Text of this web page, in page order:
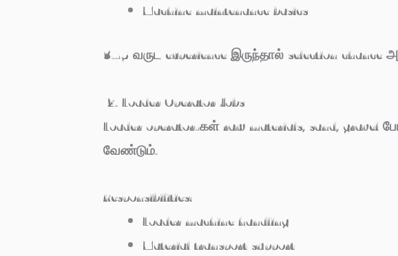
Machine maintenance basics
3–5 வருட experience இருந்தால் selection chance
2. Loader Operator Jobs
Loader operator-கள் raw materials, sand,
வேண்டும்.
Responsibilities:
Loader machine handling
Material transport support